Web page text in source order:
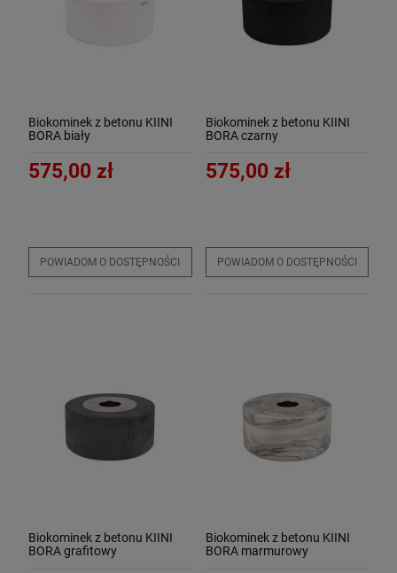
Biokominek z betonu KIINI
BORA biały
575,00 zł
POWIADOM O DOSTĘPNOŚCI
Biokominek z betonu KIINI
BORA czarny
575,00 zł
POWIADOM O DOSTĘPNOŚCI
Biokominek z betonu KIINI
BORA grafitowy
Biokominek z betonu KIINI
BORA marmurowy